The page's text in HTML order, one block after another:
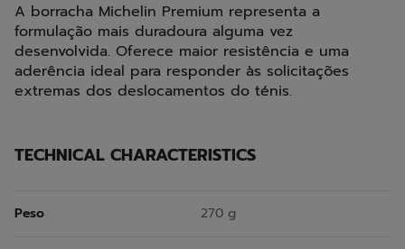
A borracha Michelin Premium representa a
formulação mais duradoura alguma vez
desenvolvida. Oferece maior resistência e uma
aderência ideal para responder às solicitações
extremas dos deslocamentos do ténis.
TECHNICAL CHARACTERISTICS
Peso 270 g